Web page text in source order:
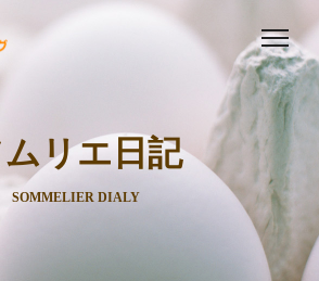
リエ日記
SOMMELIER DIALY